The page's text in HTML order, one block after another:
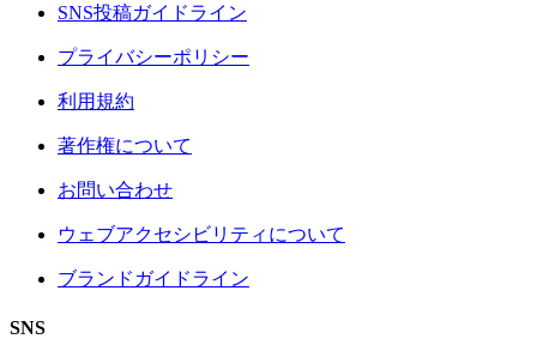
SNS投稿ガイドライン
プライバシーポリシー
利用規約
著作権について
お問い合わせ
ウェブアクセシビリティについて
ブランドガイドライン
SNS